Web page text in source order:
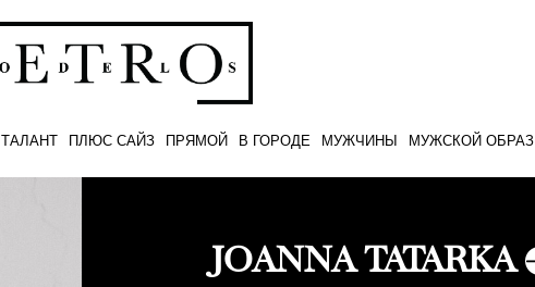
ТАЛАНТ ПЛЮС САЙЗ ПРЯМОЙ В ГОРОДЕ МУЖЧИНЫ МУЖСКОЙ ОБРАЗ
JOANNA TATARKA